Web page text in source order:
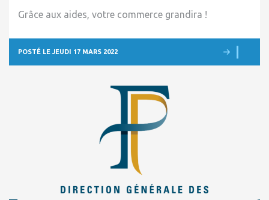
Grâce aux aides, votre commerce grandira !
POSTÉ LE JEUDI 17 MARS 2022